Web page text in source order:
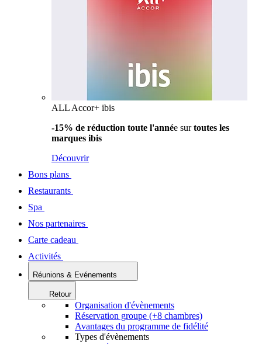
ALL Accor+ ibis
-15% de réduction toute l'année surtoutes les
marques ibis
Découvrir
Bons plans
Restaurants
Spa
Nos partenaires
Carte cadeau
Activités
Réunions & Evénements
Retour
Organisation d'évènements
Réservation groupe (+8 chambres)
Avantages du programme de fidélité
Types d'évènements